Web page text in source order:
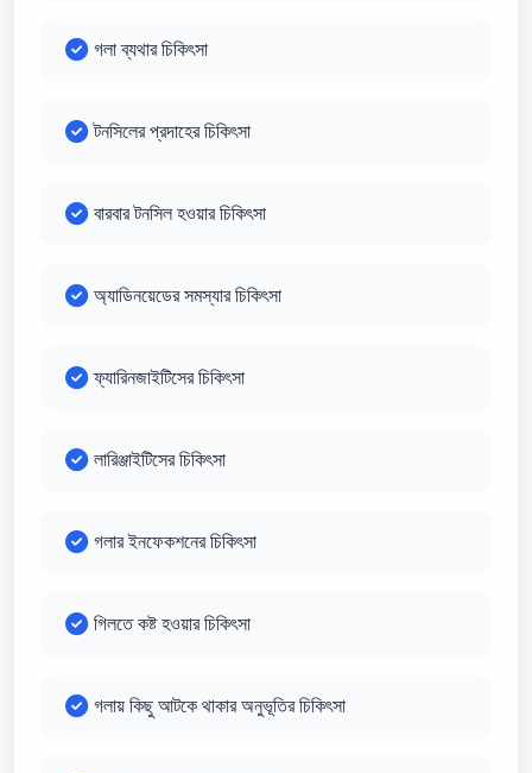
গলা ব্যথার চিকিৎসা
টনসিলের প্রদাহের চিকিৎসা
বারবার টনসিল হওয়ার চিকিৎসা
অ্যাডিনয়েডের সমস্যার চিকিৎসা
ফ্যারিনজাইটিসের চিকিৎসা
লারিঞ্জাইটিসের চিকিৎসা
গলার ইনফেকশনের চিকিৎসা
গিলতে কষ্ট হওয়ার চিকিৎসা
গলায় কিছু আটকে থাকার অনুভূতির চিকিৎসা